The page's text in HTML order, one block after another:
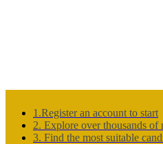
1.Register an account to start
2. Explore over thousands of
3. Find the most suitable